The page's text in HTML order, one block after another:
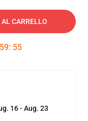
CARRELLO
59: 54
16 - Aug. 23